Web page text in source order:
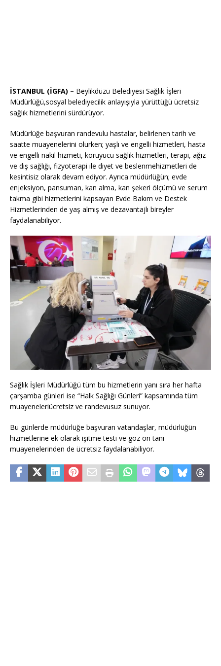
İSTANBUL (İGFA) – Beylikdüzü Belediyesi Sağlık İşleri
Müdürlüğü,sosyal belediyecilik anlayışıyla yürüttüğü ücretsiz
sağlık hizmetlerini sürdürüyor.
Müdürlüğe başvuran randevulu hastalar, belirlenen tarih ve
saatte muayenelerini olurken; yaşlı ve engelli hizmetleri, hasta
ve engelli nakil hizmeti, koruyucu sağlık hizmetleri, terapi, ağız
ve diş sağlığı, fizyoterapi ile diyet ve beslenmehizmetleri de
kesintisiz olarak devam ediyor. Ayrıca müdürlüğün; evde
enjeksiyon, pansuman, kan alma, kan şekeri ölçümü ve serum
takma gibi hizmetlerini kapsayan Evde Bakım ve Destek
Hizmetlerinden de yaş almış ve dezavantajlı bireyler
faydalanabiliyor.
Sağlık İşleri Müdürlüğü tüm bu hizmetlerin yanı sıra her hafta
çarşamba günleri ise “Halk Sağlığı Günleri” kapsamında tüm
muayeneleriücretsiz ve randevusuz sunuyor.
Bu günlerde müdürlüğe başvuran vatandaşlar, müdürlüğün
hizmetlerine ek olarak işitme testi ve göz ön tanı
muayenelerinden de ücretsiz faydalanabiliyor.